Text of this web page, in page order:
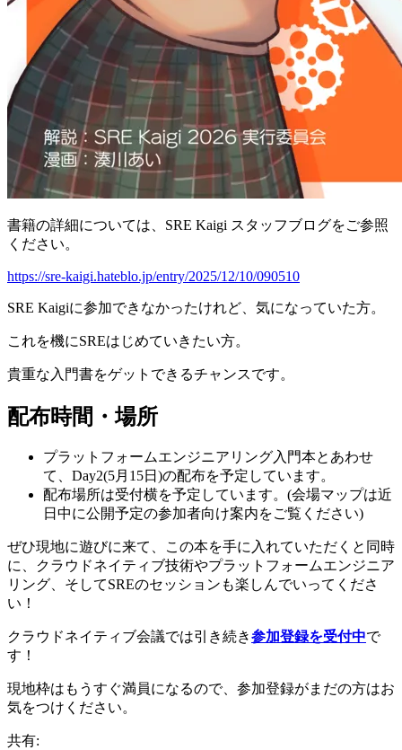
書籍の詳細については、SRE Kaigi スタッフブログをご参照
ください。
https://sre-kaigi.hateblo.jp/entry/2025/12/10/090510
SRE Kaigiに参加できなかったけれど、気になっていた方。
これを機にSREはじめていきたい方。
貴重な入門書をゲットできるチャンスです。
配布時間・場所
プラットフォームエンジニアリング入門本とあわせ
て、Day2(5月15日)の配布を予定しています。
配布場所は受付横を予定しています。(会場マップは近
日中に公開予定の参加者向け案内をご覧ください)
ぜひ現地に遊びに来て、この本を手に入れていただくと同時
に、クラウドネイティブ技術やプラットフォームエンジニア
リング、そしてSREのセッションも楽しんでいってくださ
い！
クラウドネイティブ会議では引き続き参加登録を受付中で
す！
現地枠はもうすぐ満員になるので、参加登録がまだの方はお
気をつけください。
共有: